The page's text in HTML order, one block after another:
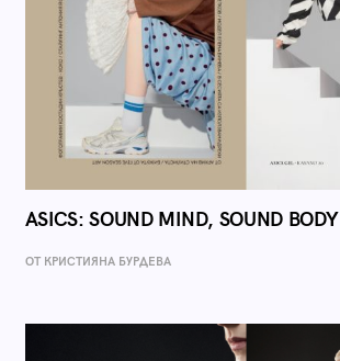
ASICS: SOUND MIND, SOUND BODY
ОТ КРИСТИЯНА БУРДЕВА